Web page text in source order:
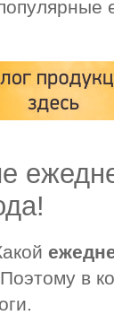
в